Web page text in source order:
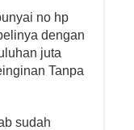
no hp
dengan
juta
Tanpa
sudah